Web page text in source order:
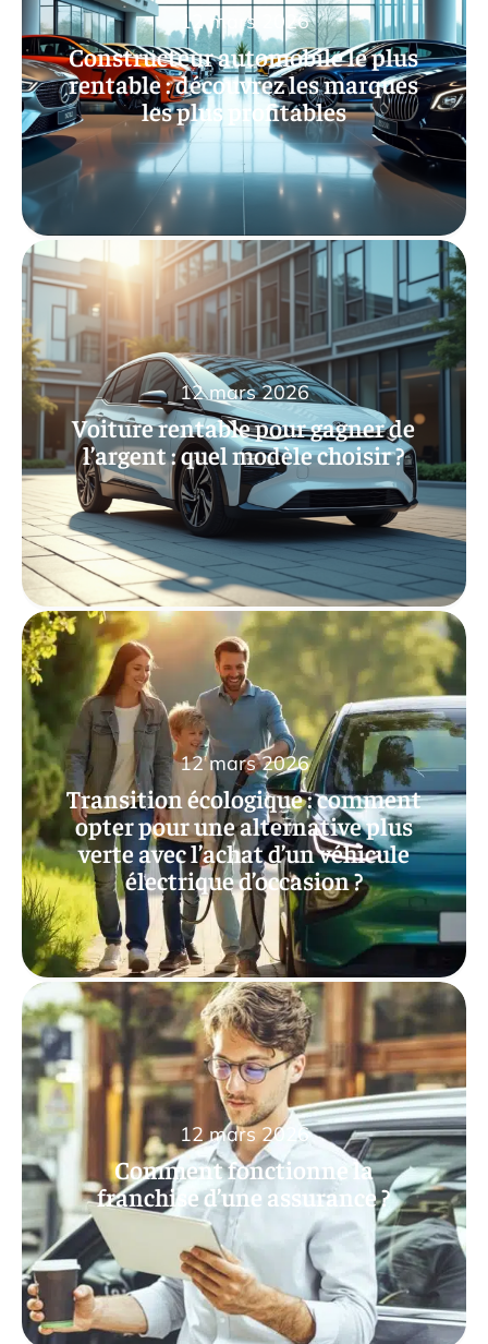
Constructeur automobile le plus
rentable : découvrez les marques
les plus profitables
12 mars 2026
Voiture rentable pour gagner de
l’argent : quel modèle choisir ?
12 mars 2026
Transition écologique : comment
opter pour une alternative plus
verte avec l’achat d’un véhicule
électrique d’occasion ?
12 mars 2026
Comment fonctionne la
franchise d’une assurance ?
12 mars 2026